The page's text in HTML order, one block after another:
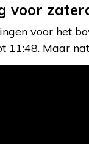
voor
voor het
11:48. Maar